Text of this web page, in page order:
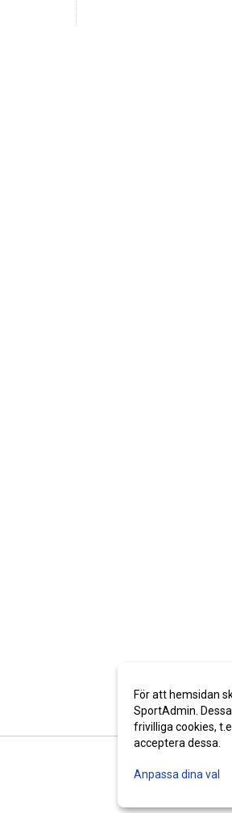
För att hemsidan
SportAdmin.
frivilliga cookies,
acceptera dessa.
Anpassa dina val